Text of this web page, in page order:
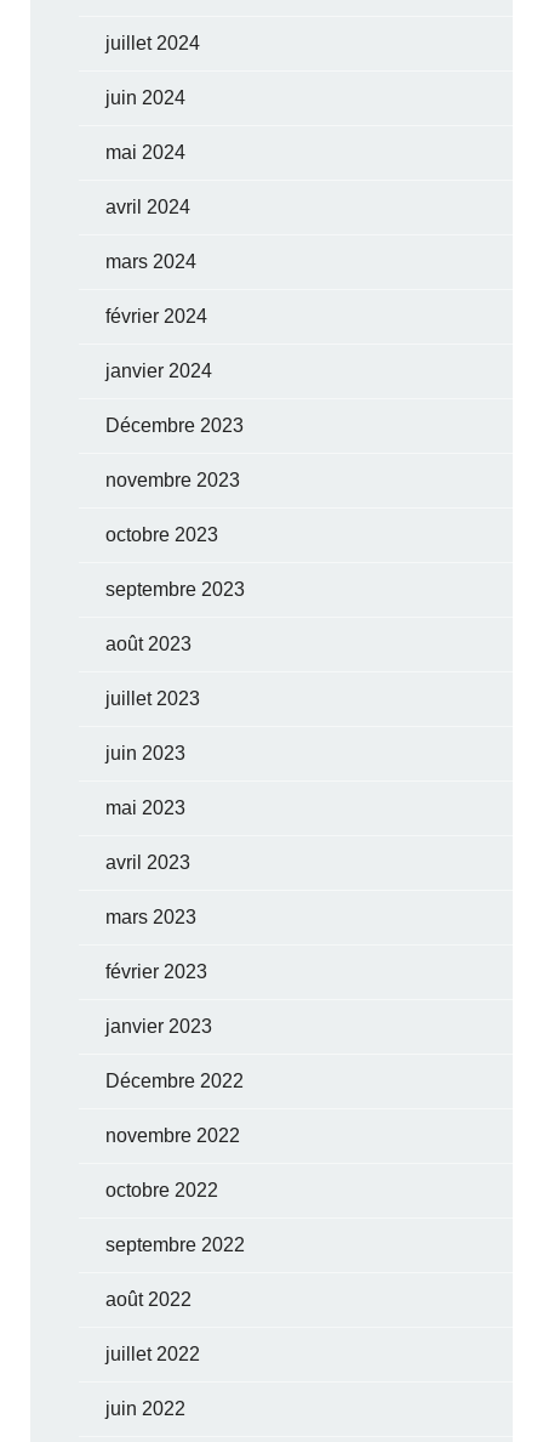
juillet 2024
juin 2024
mai 2024
avril 2024
mars 2024
février 2024
janvier 2024
Décembre 2023
novembre 2023
octobre 2023
septembre 2023
août 2023
juillet 2023
juin 2023
mai 2023
avril 2023
mars 2023
février 2023
janvier 2023
Décembre 2022
novembre 2022
octobre 2022
septembre 2022
août 2022
juillet 2022
juin 2022